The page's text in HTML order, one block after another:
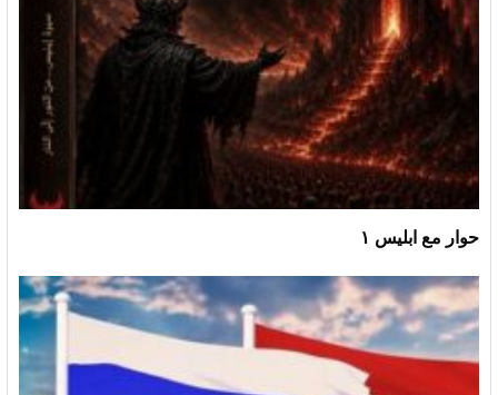
حوار مع ابليس ١